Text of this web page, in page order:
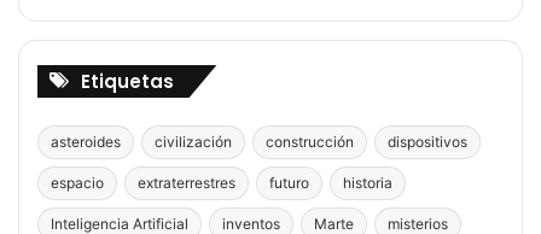
Etiquetas
asteroides civilización construcción dispositivos
espacio extraterrestres futuro historia
Inteligencia Artificial inventos Marte misterios